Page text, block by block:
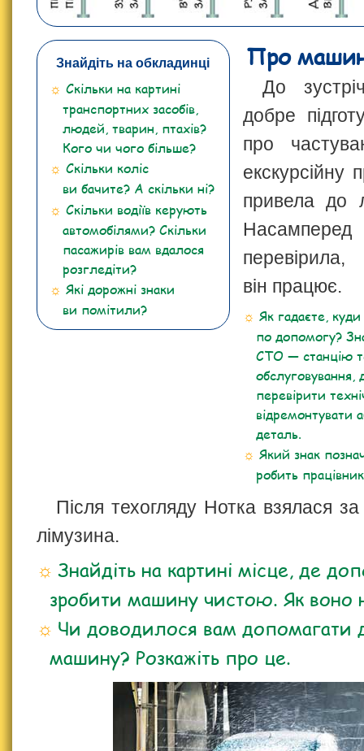
Знайдіть на обкладинці
Скільки на картині
транспортних засобів,
людей, тварин, птахів?
Кого чи чого більше?
Скільки коліс
ви бачите? А скільки ні?
Скільки водіїв керують
автомобілями? Скільки
пасажирів вам вдалося
розгледіти?
Які дорожні знаки
ви помітили?
Про
До
добре
про
екскурсійну
привела до
він працює.
Як гадаєте,
по допомогу?
СТО — станцію
перевірити
відремонтувати
деталь.
Який знак
робить працівник
Після техогляду Нотка взялася за
лімузина.
Знайдіть на картині місце, де
зробити машину чистою. Як воно
Чи доводилося вам допомагати
машину? Розкажіть про це.